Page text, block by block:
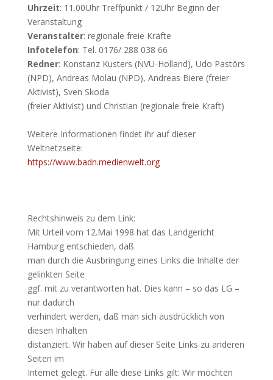
Uhrzeit: 11.00Uhr Treffpunkt / 12Uhr Beginn der
Veranstaltung
Veranstalter: regionale freie Kräfte
Infotelefon: Tel. 0176/ 288 038 66
Redner: Konstanz Kusters (NVU-Holland), Udo Pastörs
(NPD), Andreas Molau (NPD), Andreas Biere (freier
Aktivist), Sven Skoda
(freier Aktivist) und Christian (regionale freie Kraft)
Weitere Informationen findet ihr auf dieser
Weltnetzseite:
https://www.badn.medienwelt.org
Rechtshinweis zu dem Link:
Mit Urteil vom 12.Mai 1998 hat das Landgericht
Hamburg entschieden, daß
man durch die Ausbringung eines Links die Inhalte der
gelinkten Seite
ggf. mit zu verantworten hat. Dies kann – so das LG –
nur dadurch
verhindert werden, daß man sich ausdrücklich von
diesen Inhalten
distanziert. Wir haben auf dieser Seite Links zu anderen
Seiten im
Internet gelegt. Für alle diese Links gilt: Wir möchten